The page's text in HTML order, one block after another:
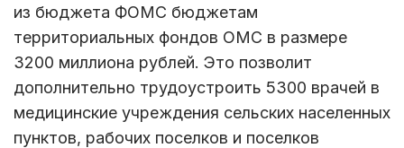
из бюджета ФОМС бюджетам
территориальных фондов ОМС в размере
3200 миллиона рублей. Это позволит
дополнительно трудоустроить 5300 врачей в
медицинские учреждения сельских населенных
пунктов, рабочих поселков и поселков